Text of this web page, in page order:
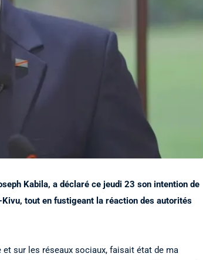
Kabila, a déclaré ce jeudi 23 son intention de
tout en fustigeant la réaction des autorités
sur les réseaux sociaux, faisait état de ma